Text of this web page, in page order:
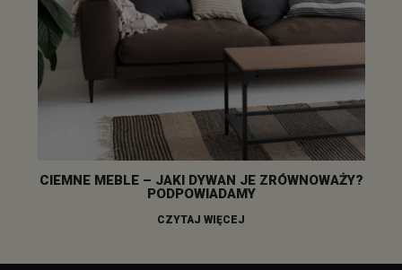
CIEMNE MEBLE – JAKI DYWAN JE ZRÓWNOWAŻY?
PODPOWIADAMY
CZYTAJ WIĘCEJ